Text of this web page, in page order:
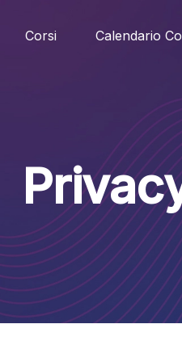
Corsi Calendario